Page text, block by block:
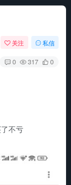
关注 私信
0 317 0
不亏